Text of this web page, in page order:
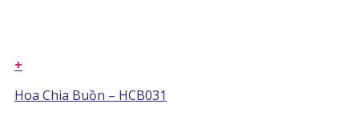
+
Hoa Chia Buồn – HCB031